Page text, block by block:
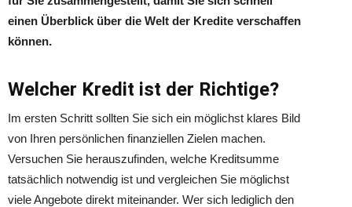
einen Überblick über die Welt der Kredite verschaffen
können.
Welcher Kredit ist der Richtige?
Im ersten Schritt sollten Sie sich ein möglichst klares Bild
von Ihren persönlichen finanziellen Zielen machen.
Versuchen Sie herauszufinden, welche Kreditsumme
tatsächlich notwendig ist und vergleichen Sie möglichst
viele Angebote direkt miteinander. Wer sich lediglich den